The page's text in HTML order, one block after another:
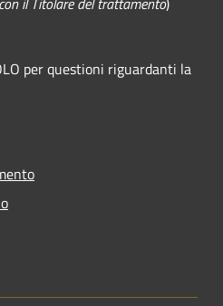
per questioni riguardanti la